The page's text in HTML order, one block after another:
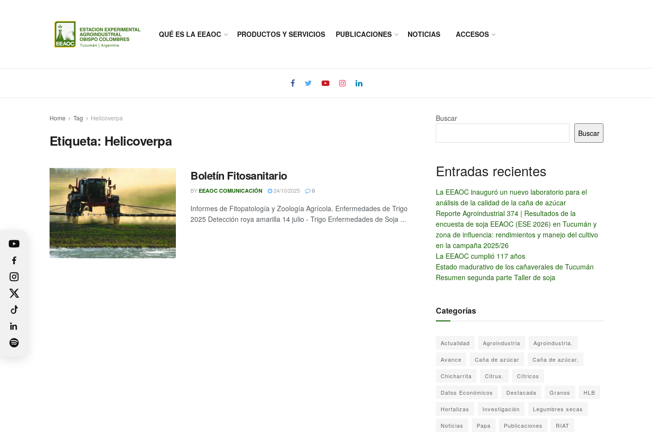
QUÉ ES LA EEAOC PRODUCTOS Y SERVICIOS PUBLICACIONES NOTICIAS ACCESOS
Home Tag Helicoverpa
Etiqueta: Helicoverpa
Boletín Fitosanitario
BY EEAOC COMUNICACIÓN 24/10/2025 0
Informes de Fitopatología y Zoología Agrícola. Enfermedades de Trigo
2025 Detección roya amarilla 14 julio - Trigo Enfermedades de Soja ...
Buscar
Buscar
Entradas recientes
La EEAOC inauguró un nuevo laboratorio para el
análisis de la calidad de la caña de azúcar
Reporte Agroindustrial 374 | Resultados de la
encuesta de soja EEAOC (ESE 2026) en Tucumán y
zona de influencia: rendimientos y manejo del cultivo
en la campaña 2025/26
La EEAOC cumplió 117 años
Estado madurativo de los cañaverales de Tucumán
Resumen segunda parte Taller de soja
Categorías
Actualidad Agroindustria Agroindustria.
Avance Caña de azúcar Caña de azúcar.
Chicharrita Citrus. Cítricos
Datos Económicos Destacada Granos HLB
Hortalizas Investigación Legumbres secas
Noticias Papa Publicaciones RIAT